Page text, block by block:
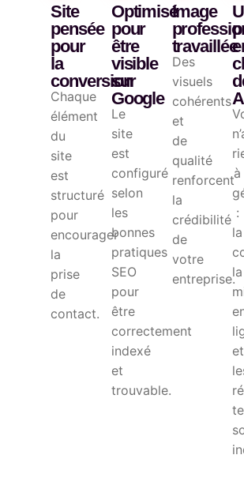
Site
pensée
pour
la
conversion
Chaque
élément
du
site
est
structuré
pour
encourager
la
prise
de
contact.
Optimisé
pour
être
visible
sur
Google
Le
site
est
configuré
selon
les
bonnes
pratiques
SEO
pour
être
correctement
indexé
et
trouvable.
Image
travaillée
Des
visuels
cohérents
et
de
qualité
renforcent
la
crédibilité
de
votre
entreprise.
à
:
la
la
et